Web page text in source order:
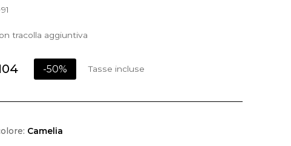
tracolla aggiuntiva
-50% Tasse incluse
Camelia